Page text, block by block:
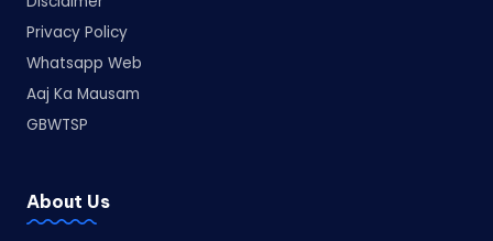
Privacy Policy
Whatsapp Web
Aaj Ka Mausam
GBWTSP
About Us